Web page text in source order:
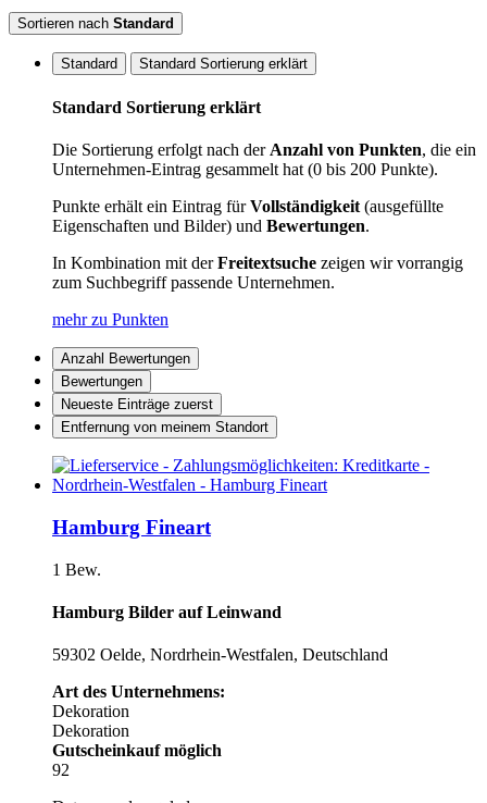
Sortieren nach Standard
Standard Standard Sortierung erklärt
Standard Sortierung erklärt
Die Sortierung erfolgt nach derAnzahl von Punkten, die ein
Unternehmen-Eintrag gesammelt hat (0 bis 200 Punkte).
Punkte erhält ein Eintrag fürVollständigkeit(ausgefüllte
Eigenschaften und Bilder) und Bewertungen.
In Kombination mit derFreitextsuche zeigen wir vorrangig
zum Suchbegriff passende Unternehmen.
mehr zu Punkten
Anzahl Bewertungen
Bewertungen
Neueste Einträge zuerst
Entfernung von meinem Standort
Hamburg Fineart
1 Bew.
Hamburg Bilder auf Leinwand
59302 Oelde, Nordrhein-Westfalen, Deutschland
Art des Unternehmens:
Dekoration
Dekoration
Gutscheinkauf möglich
92